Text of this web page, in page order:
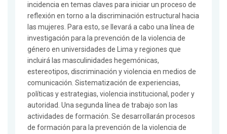
incidencia en temas claves para iniciar un proceso de
reflexión en torno a la discriminación estructural hacia
las mujeres. Para esto, se llevará a cabo una línea de
investigación para la prevención de la violencia de
género en universidades de Lima y regiones que
incluirá las masculinidades hegemónicas,
estereotipos, discriminación y violencia en medios de
comunicación. Sistematización de experiencias,
políticas y estrategias, violencia institucional, poder y
autoridad. Una segunda línea de trabajo son las
actividades de formación. Se desarrollarán procesos
de formación para la prevención de la violencia de